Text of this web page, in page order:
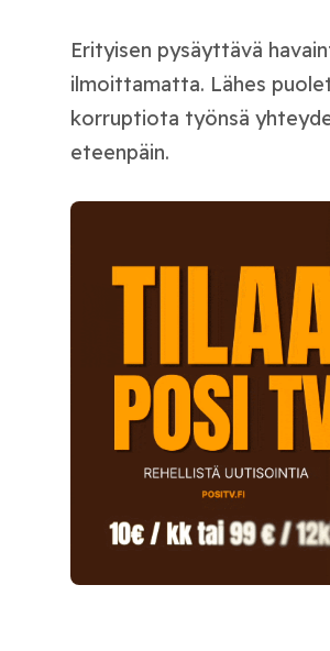
Erityisen pysäyttävä
ilmoittamatta. Lähes
korruptiota työnsä
eteenpäin.